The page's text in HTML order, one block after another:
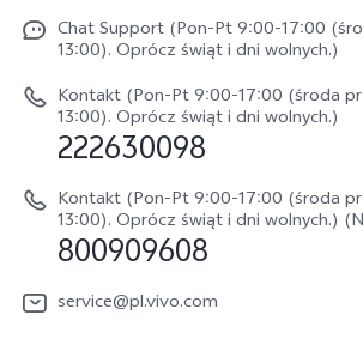
V70
V70 FE
vivo Buds Air3
Funtouch OS
Weryfikacja IMEI
Instrukcja obsługi
Aktualizacja oprogramowania
Dziennik aktualizacji
Sprawdź koszt naprawy
Wyślij Do Naprawy
Życie w vivo
Netykieta vivo
Informacje prawne
O nas
Zrównoważony rozwój
Chat Support (Pon-Pt 9:00-17:00
13:00). Oprócz świąt i dni wolnych.)
Kontakt (Pon-Pt 9:00-17:00 (środa
13:00). Oprócz świąt i dni wolnych.)
222630098
Kontakt (Pon-Pt 9:00-17:00 (środa
13:00). Oprócz świąt i dni wolnych.)
800909608
service@pl.vivo.com